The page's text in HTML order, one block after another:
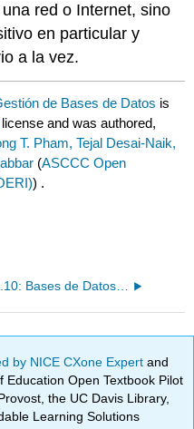
red o Internet, sino
en particular y
a la vez.
de Bases de Datos is
license and was authored,
T. Pham, Tejal Desai-Naik,
(ASCCC Open
) .
4.10: Bases de Datos Empresariales
by NICE CXone Expertand
Open Textbook Pilot
the UC Davis Library,
Learning Solutions